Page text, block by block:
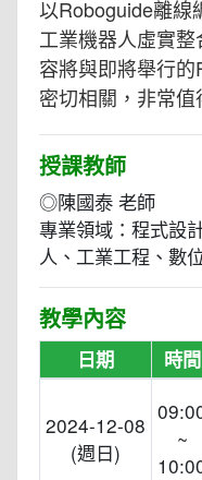
以Roboguide離線
工業機器人虛實
容將與即將舉行
密切相關，非常值
授課教師
◎陳國泰 老師
專業領域：程式設
人、工業工程、數
教學內容
日期 時間
2024-12-08
(週日)
~